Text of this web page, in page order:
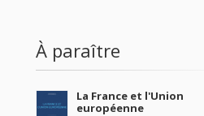
À paraître
La France et l'Union
européenne